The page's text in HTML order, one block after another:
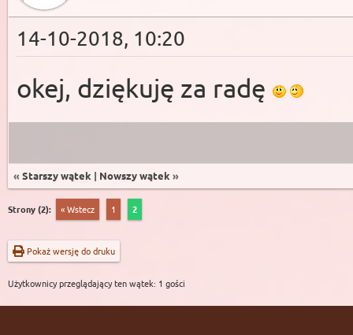
14-10-2018, 10:20
okej, dziękuję za radę
« Starszy wątek | Nowszy wątek »
Strony (2): « Wstecz 1 2
Pokaż wersję do druku
Użytkownicy przeglądający ten wątek: 1 gości